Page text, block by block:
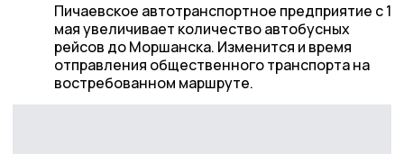
Пичаевское автотранспортное предприятие с 1
мая увеличивает количество автобусных
рейсов до Моршанска. Изменится и время
отправления общественного транспорта на
востребованном маршруте.